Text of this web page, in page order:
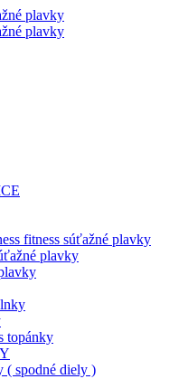
fitness súťažné plavky
plavky
topánky
( spodné diely )